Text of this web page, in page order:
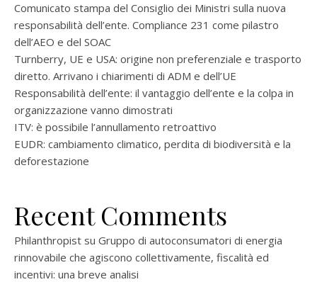
Comunicato stampa del Consiglio dei Ministri sulla nuova
responsabilità dell’ente. Compliance 231 come pilastro
dell’AEO e del SOAC
Turnberry, UE e USA: origine non preferenziale e trasporto
diretto. Arrivano i chiarimenti di ADM e dell’UE
Responsabilità dell’ente: il vantaggio dell’ente e la colpa in
organizzazione vanno dimostrati
ITV: è possibile l’annullamento retroattivo
EUDR: cambiamento climatico, perdita di biodiversità e la
deforestazione
Recent Comments
Philanthropist su Gruppo di autoconsumatori di energia
rinnovabile che agiscono collettivamente, fiscalità ed
incentivi: una breve analisi